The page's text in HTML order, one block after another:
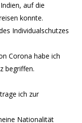
auf die
konnte.
Individualschutzes
Corona habe ich
begriffen.
ich zur
Nationalität